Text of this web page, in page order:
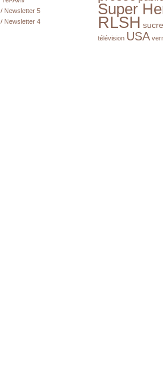
Newsletter 5
Newsletter 4
Super
RLSH sucre
télévision USA